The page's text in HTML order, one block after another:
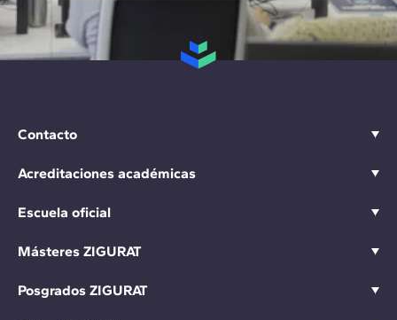
Contacto
Acreditaciones académicas
Escuela oficial
Másteres ZIGURAT
Posgrados ZIGURAT